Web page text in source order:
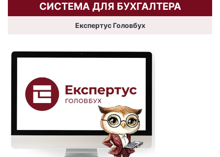
СИСТЕМА ДЛЯ БУХГАЛТЕРА
Експертус Головбух